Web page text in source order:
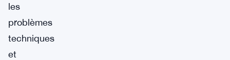
les
problèmes
techniques
et